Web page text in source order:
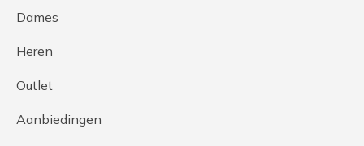
Dames
Heren
Outlet
Aanbiedingen